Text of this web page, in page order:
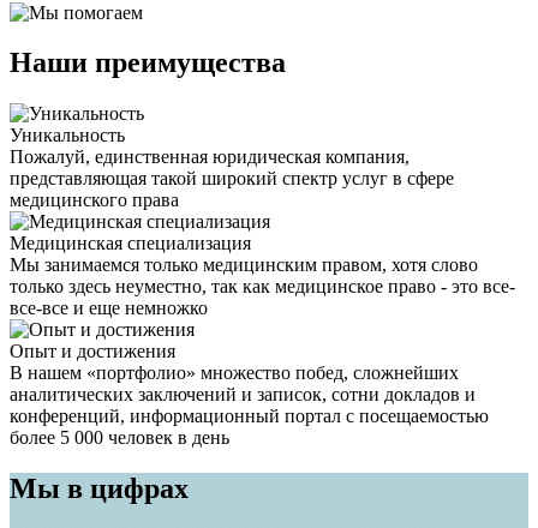
Наши преимущества
Уникальность
Пожалуй, единственная юридическая компания,
представляющая такой широкий спектр услуг в сфере
медицинского права
Медицинская специализация
Мы занимаемся только медицинским правом, хотя слово
только здесь неуместно, так как медицинское право - это все-
все-все и еще немножко
Опыт и достижения
В нашем «портфолио» множество побед, сложнейших
аналитических заключений и записок, сотни докладов и
конференций, информационный портал с посещаемостью
более 5 000 человек в день
Мы в цифрах